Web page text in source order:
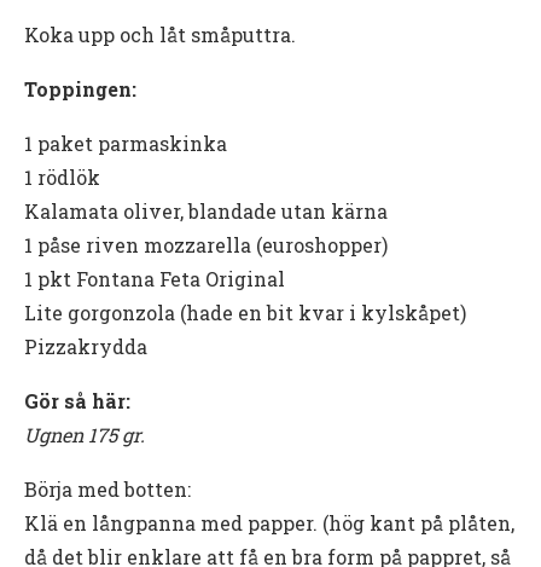
Koka upp och låt småputtra.
Toppingen:
1 paket parmaskinka
1 rödlök
Kalamata oliver, blandade utan kärna
1 påse riven mozzarella (euroshopper)
1 pkt Fontana Feta Original
Lite gorgonzola (hade en bit kvar i kylskåpet)
Pizzakrydda
Gör så här:
Ugnen 175 gr.
Börja med botten:
Klä en långpanna med papper. (hög kant på plåten,
då det blir enklare att få en bra form på pappret, så